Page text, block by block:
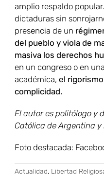
amplio respaldo
dictaduras sin
presencia de un
del pueblo y viola de
masiva los derechos
en un congreso o en
académica, el
complicidad.
El autor es politólogo y
Católica de Argentina y
Foto destacada:
Actualidad, Libertad